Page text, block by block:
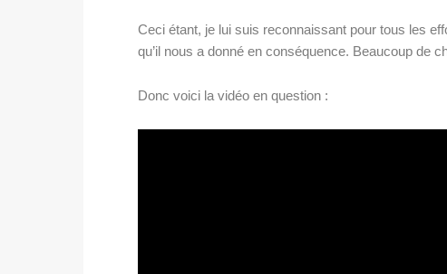
Ceci étant, je lui suis reconnaissant pour tous les
qu’il nous a donné en conséquence. Beaucoup de
Donc voici la vidéo en question :